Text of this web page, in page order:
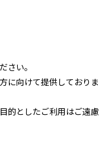
さい。
に向けて提供しておりま
的としたご利用はご遠慮